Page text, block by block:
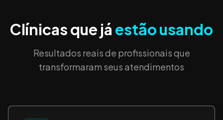
Clínicas que já estão usando
Resultados reais de profissionais que
transformaram seus atendimentos